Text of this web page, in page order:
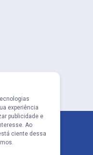
experiência
publicidade e
Ao
ciente dessa